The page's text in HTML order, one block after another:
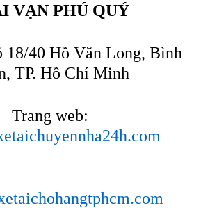
VẠN PHÚ QUÝ
18/40 Hồ Văn Long, Bình
TP. Hồ Chí Minh
Trang web: